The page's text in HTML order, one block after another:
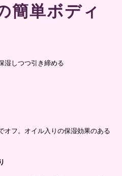
簡単ボディ
しつつ引き締める
オフ。オイル入りの保湿効果のある